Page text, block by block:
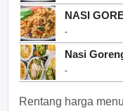
NASI
-
Nasi
-
Rentang harga